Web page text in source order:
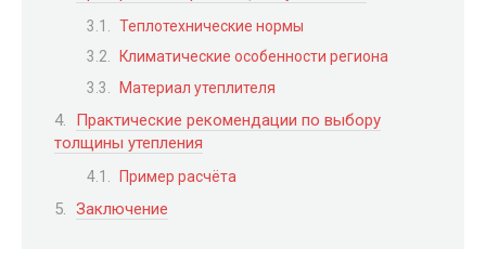
Теплотехнические нормы
Климатические особенности региона
Материал утеплителя
Практические рекомендации по выбору
толщины утепления
Пример расчёта
Заключение